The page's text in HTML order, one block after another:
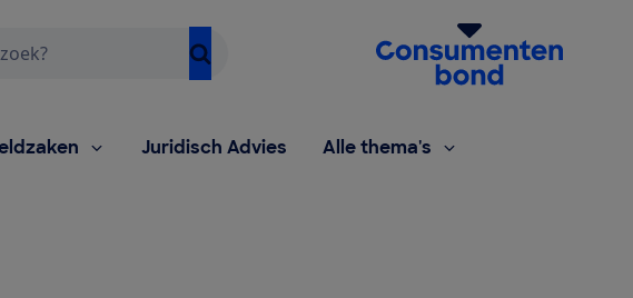
Homepage van de
Juridisch Advies Alle thema's